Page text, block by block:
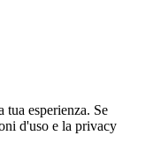
esperienza. Se
d'uso e la privacy